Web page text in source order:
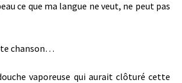
ce que ma langue ne veut, ne peut pas
chanson…
vaporeuse qui aurait clôturé cette